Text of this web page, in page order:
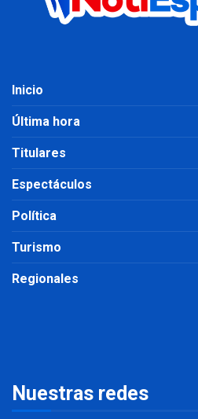
Inicio
Última hora
Titulares
Espectáculos
Política
Turismo
Regionales
Nuestras redes